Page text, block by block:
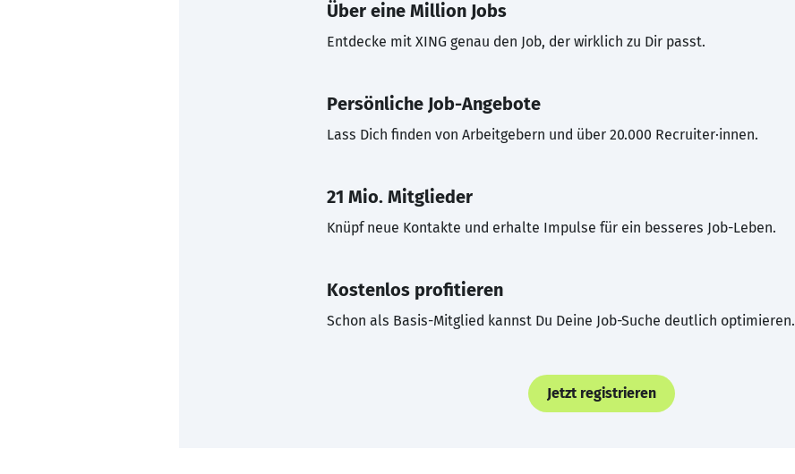
Über eine Million Jobs
Entdecke mit XING genau den Job, der wirklich zu Dir passt.
Persönliche Job-Angebote
Lass Dich finden von Arbeitgebern und über 20.000 Recruiter·innen.
21 Mio. Mitglieder
Knüpf neue Kontakte und erhalte Impulse für ein besseres Job-Leben.
Kostenlos profitieren
Schon als Basis-Mitglied kannst Du Deine Job-Suche deutlich optimieren.
Jetzt registrieren